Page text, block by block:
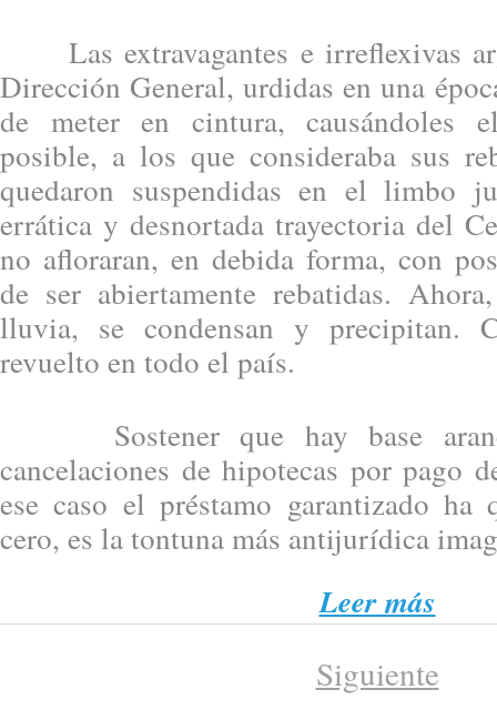
Las extravagantes e irreflexivas
Dirección General, urdidas en una
de meter en cintura, causándoles
posible, a los que consideraba sus
quedaron suspendidas en el limbo
errática y desnortada trayectoria del
no afloraran, en debida forma, con
de ser abiertamente rebatidas.
lluvia, se condensan y precipitan.
revuelto en todo el país.
Sostener que hay base
cancelaciones de hipotecas por pago
ese caso el préstamo garantizado ha
cero, es la tontuna más antijurídica
Leer más
Siguiente